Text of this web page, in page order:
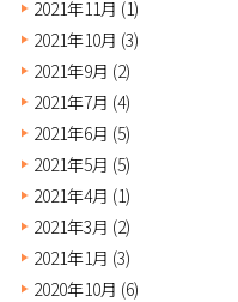
2021年11月 (1)
2021年10月 (3)
2021年9月 (2)
2021年7月 (4)
2021年6月 (5)
2021年5月 (5)
2021年4月 (1)
2021年3月 (2)
2021年1月 (3)
2020年10月 (6)